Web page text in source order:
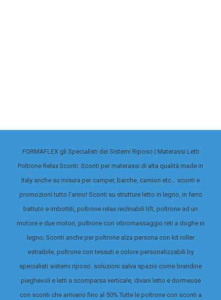
FORMAFLEX gli Specialisti dei Sistemi Riposo | Materassi Letti
Poltrone Relax Sconti. Sconti per materassi di alta qualità made in
Italy anche su misura per camper, barche, camion etc... sconti e
promozioni tutto l'anno! Sconti su strutture letto in legno, in ferro
battuto e imbottiti, poltrone relax reclinabili lift, poltrone ad un
motore e due motori, poltrone con vibromassaggio reti a doghe in
legno; Sconti anche per poltrone alza persona con kit roller
estraibile, poltrone con tessuti e colore personalizzabili by
specialisti sistemi riposo. soluzioni salva spazio come brandine
pieghevoli e letti a scomparsa verticale, divani letto e dormeuse
con sconti che arrivano fino al 50%. Tutte le poltrone con sconti a